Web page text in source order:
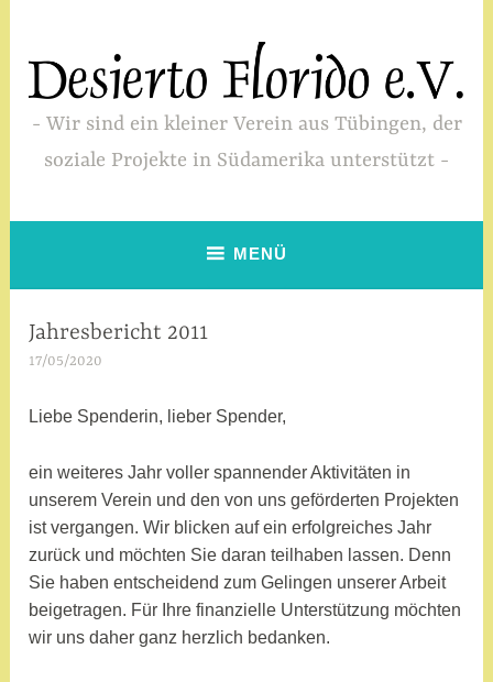
springen
Wir sind ein kleiner Verein aus Tübingen, der
soziale Projekte in Südamerika unterstützt
MENÜ
JAHRESBERICHT
Jahresbericht 2011
17/05/2020
m
n
Liebe Spenderin, lieber Spender,
ein weiteres Jahr voller spannender Aktivitäten in
unserem Verein und den von uns geförderten Projekten
ist vergangen. Wir blicken auf ein erfolgreiches Jahr
zurück und möchten Sie daran teilhaben lassen. Denn
Sie haben entscheidend zum Gelingen unserer Arbeit
beigetragen. Für Ihre finanzielle Unterstützung möchten
wir uns daher ganz herzlich bedanken.